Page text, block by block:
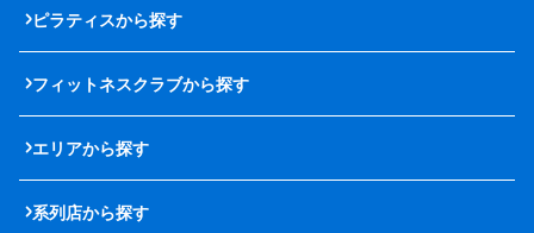
ピラティスから探す
フィットネスクラブから探す
エリアから探す
系列店から探す